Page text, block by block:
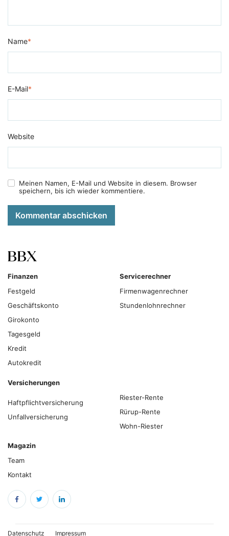
Name*
E-Mail*
Website
Meinen Namen, E-Mail und Website in diesem. Browser
speichern, bis ich wieder kommentiere.
Kommentar abschicken
Finanzen
Festgeld
Geschäftskonto
Girokonto
Tagesgeld
Kredit
Autokredit
Servicerechner
Firmenwagenrechner
Stundenlohnrechner
Versicherungen
Haftpflichtversicherung
Unfallversicherung
Riester-Rente
Rürup-Rente
Wohn-Riester
Magazin
Team
Kontakt
Datenschutz Impressum